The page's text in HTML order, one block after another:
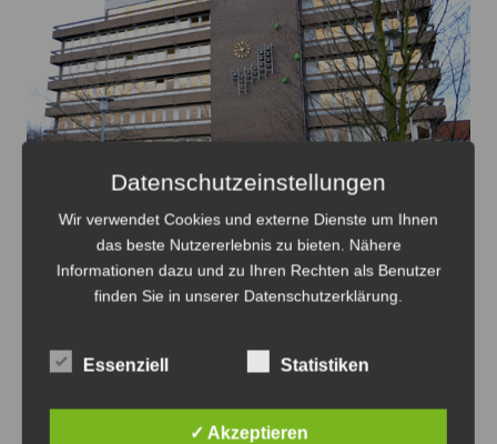
Rathaus öffnet später - Foto: JPH
Rathaus Sehnde öffnet später
Datenschutzeinstellungen
Wir verwendet Cookies und externe Dienste um Ihnen
das beste Nutzererlebnis zu bieten. Nähere
Informationen dazu und zu Ihren Rechten als Benutzer
finden Sie in unserer Datenschutzerklärung.
Essenziell Statistiken
✓ Akzeptieren